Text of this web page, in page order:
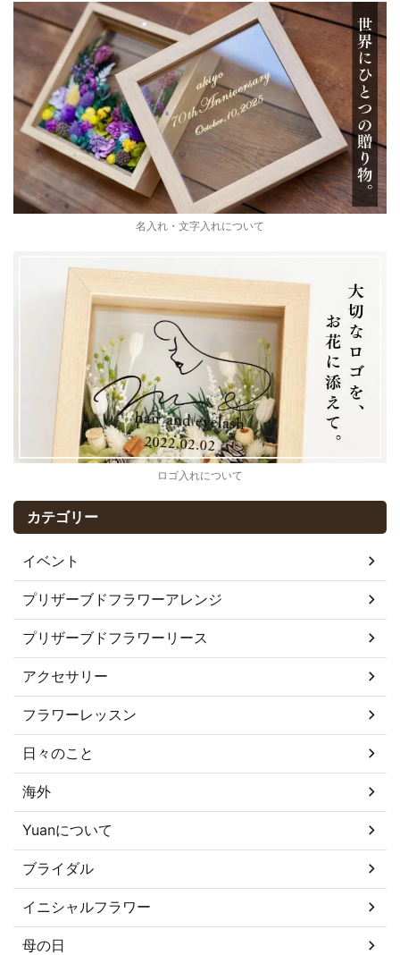
名入れ・文字入れについて
ロゴ入れについて
カテゴリー
イベント
プリザーブドフラワーアレンジ
プリザーブドフラワーリース
アクセサリー
フラワーレッスン
日々のこと
海外
Yuanについて
ブライダル
イニシャルフラワー
母の日